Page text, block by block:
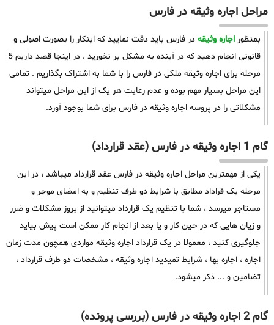
مراحل اجاره وثیقه در فارس
بمنظور اجاره وثیقه در فارس باید دقت نمایید که اینکار را بصورت اصولی و
قانونی انجام دهید که در آینده به مشکل بر نخورید . در اینجا قصد داریم 5
مرحله برای اجاره وثیقه ملکی در فارس را با شما به اشتراک بگذاریم . تمامی
این مراحل بسیار مهم بوده و عدم رعایت هر یک از این مراحل میتواند
مشکلاتی را در پروسه اجاره وثیقه در فارس برای شما بوجود آورد.
گام 1 اجاره وثیقه در فارس (عقد قرارداد)
یکی از مهمترین مراحل اجاره وثیقه در فارس عقد قرارداد میباشد ، در این
مرحله یک قراداد مطابق با شرایط دو طرف تنظیم و به امضای موجر و
مستاجر میرسد ، شما با تنظیم یک قرارداد میتوانید از بروز مشکلات و ضرر
و زیان هایی که در حین کار و یا بعد از انجام کار ممکن است پیش بیاید
جلوگیری کنید ، معمولا در یک قرارداد اجاره وثیقه مواردی همچون مدت زمان
اجاره ، اجاره بها ، شرایط تمیدید اجاره وثیقه ، مشخصات دو طرف قرارداد ،
تضامین و ... ذکر میشود.
گام 2 اجاره وثیقه در فارس (بررسی پرونده)